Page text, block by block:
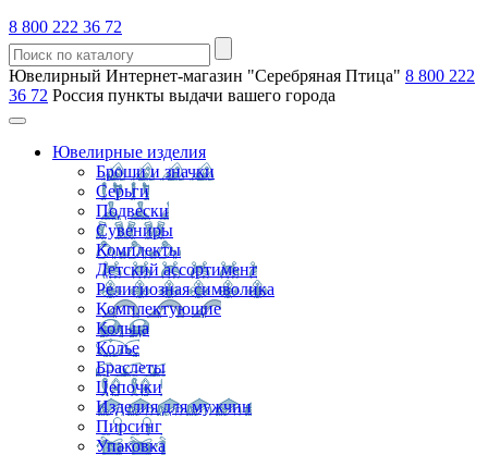
8 800 222 36 72
Ювелирный Интернет-магазин "Серебряная Птица" 8 800 222
36 72 Россия пункты выдачи вашего города
Ювелирные изделия
Броши и значки
Серьги
Подвески
Сувениры
Комплекты
Детский ассортимент
Религиозная символика
Комплектующие
Кольца
Колье
Браслеты
Цепочки
Изделия для мужчин
Пирсинг
Упаковка